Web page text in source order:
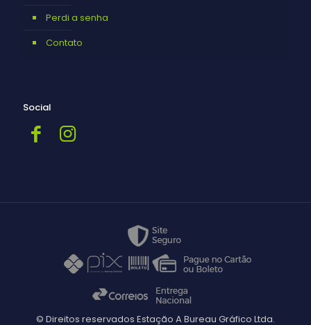
Perdi a senha
Contato
Social
© Direitos reservados Estação A Bureau Gráfico Ltda.